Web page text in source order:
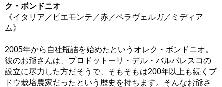
ク・ボンドニオ
《イタリア／ピエモンテ／赤／ペラヴェルガ／ミディア
ム》
2005年から自社瓶詰を始めたというオレク・ボンドニオ。
彼のお爺さんは、プロドットーリ・デル・バルバレスコの
設立に尽力した方だそうで、そもそもは200年以上も続くブ
ドウ栽培農家だったという歴史を持ちます。そんなお爺さ